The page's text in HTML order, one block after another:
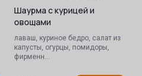
Шаурма с курицей и
овощами
лаваш, куриное бедро, салат из
капусты, огурцы, помидоры,
фирменн…